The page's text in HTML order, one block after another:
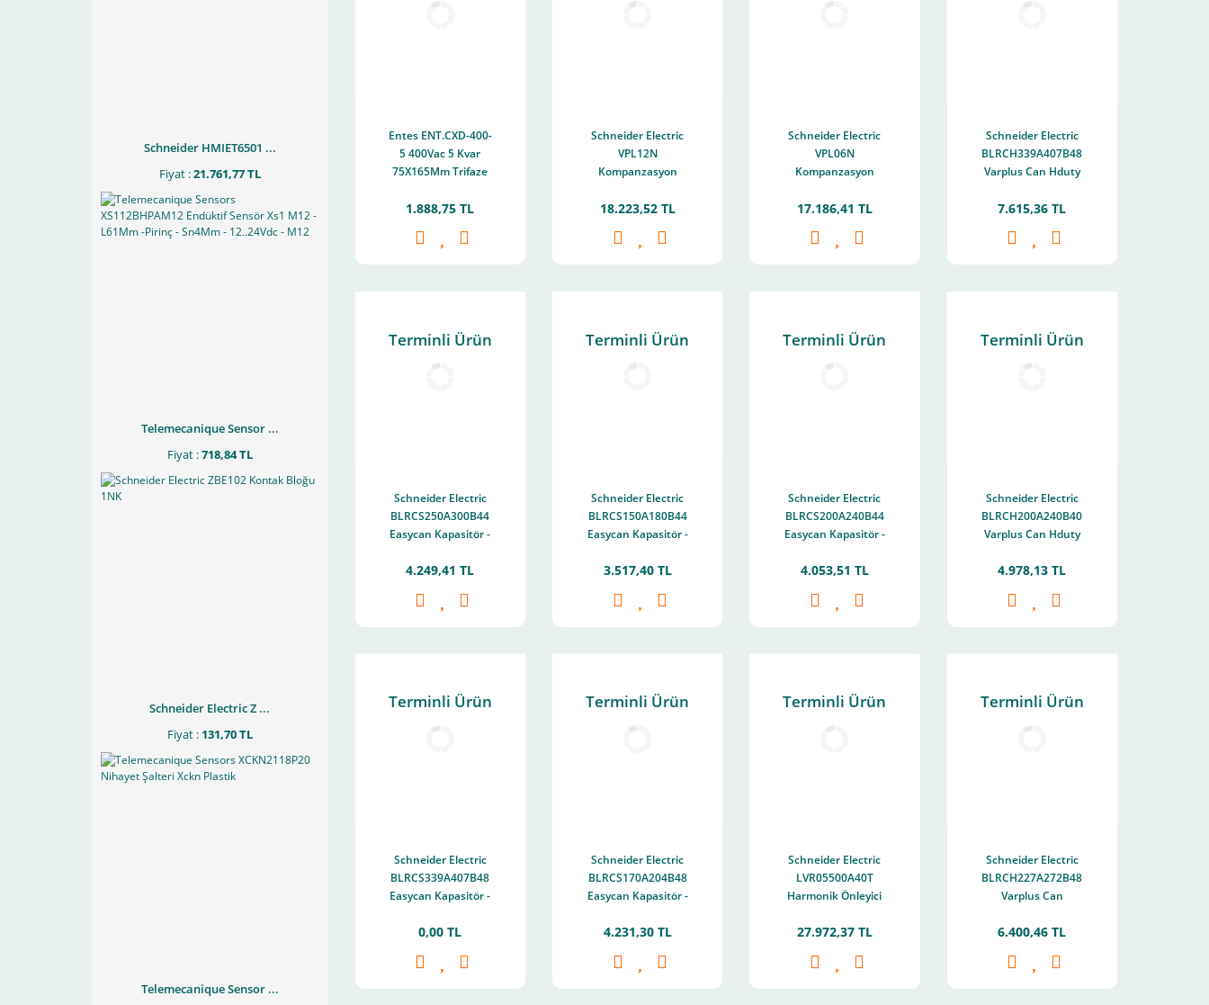
Schneider HMIET6501 ...
Fiyat :21.761,77 TL
Telemecanique Sensor ...
Fiyat :718,84 TL
Schneider Electric Z ...
Fiyat : 131,70 TL
Telemecanique Sensor ...
Entes ENT.CXD-400-
5 400Vac 5 Kvar
75X165Mm Trifaze
1.888,75 TL
Schneider Electric
VPL12N
Kompanzasyon
Logic - Vpl 12
18.223,52 TL
Schneider Electric
VPL06N
Kompanzasyon
Logic - Vpl 6
17.186,41 TL
Schneider Electric
BLRCH339A407B48
Varplus Can Hduty
Kvar - 480 V -
7.615,36 TL
Terminli Ürün
Schneider Electric
BLRCS250A300B44
Easycan Kapasitör -
50/60Hz
4.249,41 TL
Terminli Ürün
Schneider Electric
BLRCS150A180B44
Easycan Kapasitör -
50/60Hz
3.517,40 TL
Terminli Ürün
Schneider Electric
BLRCS200A240B44
Easycan Kapasitör -
50/60Hz
4.053,51 TL
Terminli Ürün
Schneider Electric
BLRCH200A240B40
Varplus Can Hduty
Kvar - 400 V -
4.978,13 TL
Terminli Ürün
Schneider Electric
BLRCS339A407B48
Easycan Kapasitör -
V - 50/60Hz
0,00 TL
Terminli Ürün
Schneider Electric
BLRCS170A204B48
Easycan Kapasitör -
- 50/60Hz
4.231,30 TL
Terminli Ürün
Schneider Electric
LVR05500A40T
Harmonik Önleyici
210Hz (4,2) %5,7
27.972,37 TL
Terminli Ürün
Schneider Electric
BLRCH227A272B48
Varplus Can
Kvar - 480V -
6.400,46 TL